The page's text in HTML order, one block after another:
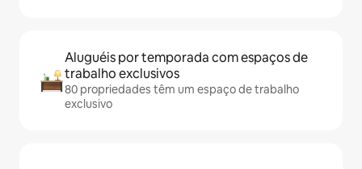
Aluguéis por temporada com espaços de
trabalho exclusivos
80 propriedades têm um espaço de trabalho
exclusivo